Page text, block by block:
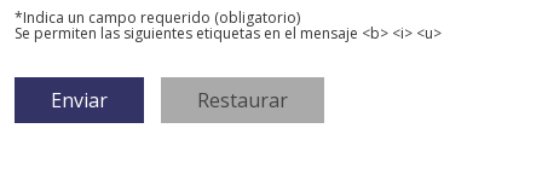
*Indica un campo requerido (obligatorio)
Se permiten las siguientes etiquetas en el mensaje <b> <i> <u>